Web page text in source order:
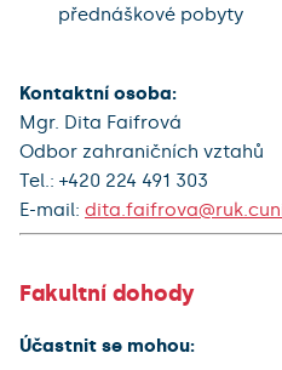
přednáškové pobyty
Kontaktní osoba:
Mgr. Dita Faifrová
Odbor zahraničních vztahů
Tel.: +420 224 491 303
E-mail:
Fakultní dohody
Účastnit se mohou: